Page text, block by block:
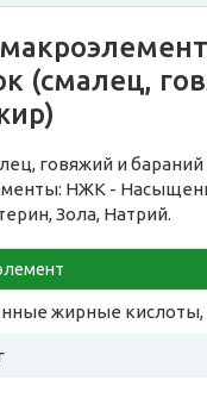
(смалец,
говяжий и
НЖК -
Зола, Натрий.
жирные кислоты,